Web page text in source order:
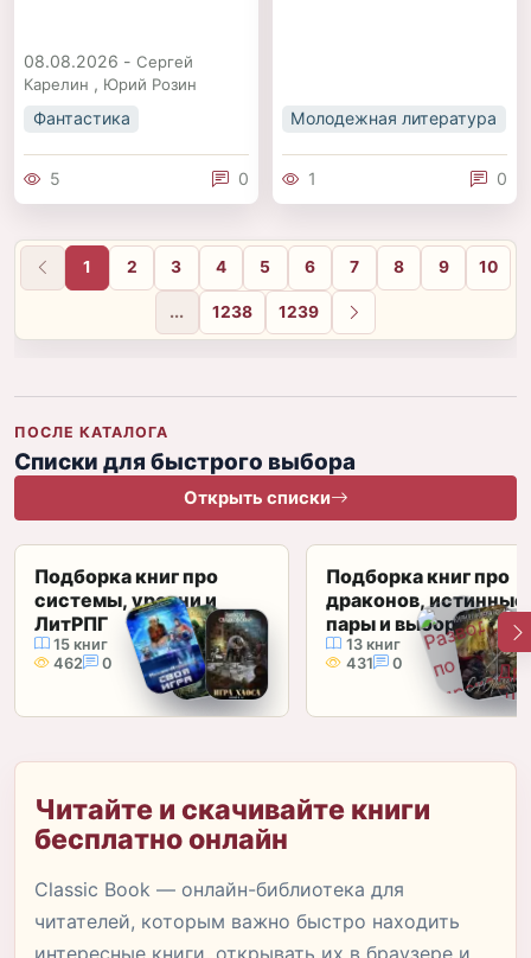
08.08.2026 - Сергей
Карелин , Юрий Розин
Фантастика
5 0
Молодежная литература
1 0
1 2 3 4 5 6 7 8 9 10
... 1238 1239 Вперёд
ПОСЛЕ КАТАЛОГА
Списки для быстрого выбора
Открыть списки
Подборка книг про
системы, уровни и
ЛитРПГ
15 книг
462
0
Подборка книг про
драконов, истинные
пары и выбор
13 книг
431
0
Читайте и скачивайте книги
бесплатно онлайн
Classic Book — онлайн-библиотека для
читателей, которым важно быстро находить